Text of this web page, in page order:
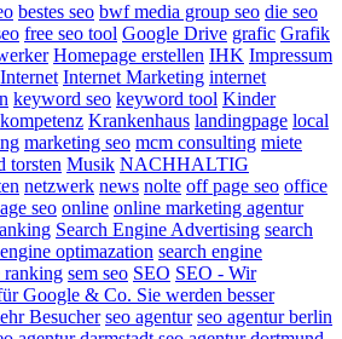
bestes seo bwf media group seo die seo
free seo tool Google Drive grafic Grafik
Homepage erstellen IHK Impressum
Internet Internet Marketing internet
keyword seo keyword tool Kinder
kompetenz Krankenhaus landingpage local
marketing seo mcm consulting miete
torsten Musik NACHHALTIG
netzwerk news nolte off page seo office
seo online online marketing agentur
Search Engine Advertising search
optimazation search engine
ranking sem seo SEO SEO - Wir
Google & Co. Sie werden besser
Besucher seo agentur seo agentur berlin